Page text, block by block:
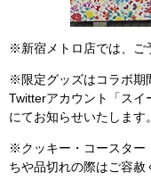
※新宿メトロ店では、ご
※限定グッズはコラボ期
Twitterアカウント「スイ
にてお知らせいたします。
※クッキー・コースター
ちや品切れの際はご容赦